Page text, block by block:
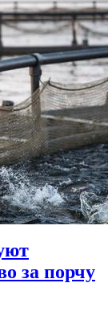
за порчу